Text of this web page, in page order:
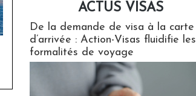
ACTUS VISAS
De la demande de visa à la carte
d’arrivée : Action-Visas fluidifie les
formalités de voyage